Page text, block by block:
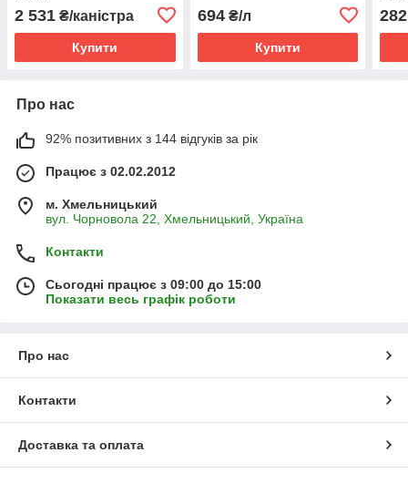
2 531 ₴/каністра
Купити
694₴/л
Купити
282
Про нас
92% позитивних з 144 відгуків за рік
Працює з 02.02.2012
м. Хмельницький
вул. Чорновола 22, Хмельницький, Україна
Контакти
Сьогодні працює з 09:00 до 15:00
Показати весь графік роботи
Про нас
Контакти
Доставка та оплата